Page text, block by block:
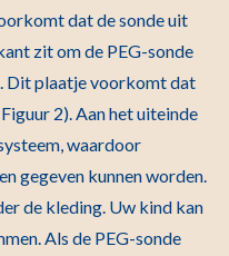
dat de sonde uit
zit om de PEG-sonde
Dit plaatje voorkomt dat
2). Aan het uiteinde
waardoor
gegeven kunnen worden.
de kleding. Uw kind kan
Als de PEG-sonde